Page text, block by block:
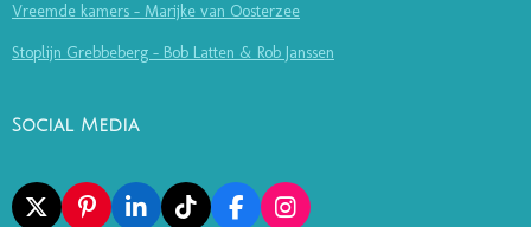
Vreemde kamers - Marijke van Oosterzee
Stoplijn Grebbeberg - Bob Latten & Rob Janssen
Social Media
X
P
L
T
F
I